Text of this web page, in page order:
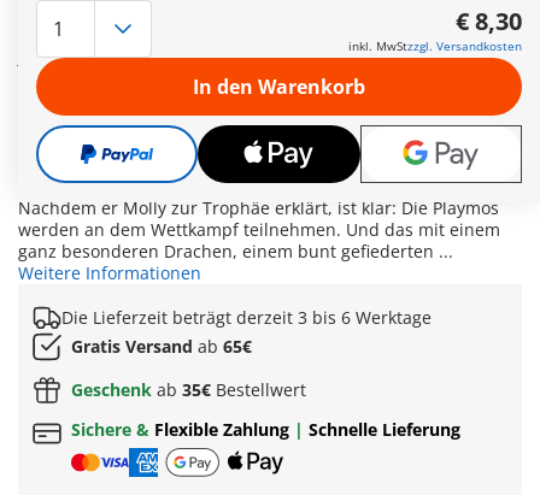
Seine drei Lieblingsfiguren Sam, Emil und Liv dürfen dabei
nicht fehlen. Immer wenn er das Zimmer verlässt, passiert
jedoch etwas sehr Merkwürdiges: Die Playmos werden
lebendig und erleben ein aufregendes Abenteuer. Das
goldene Schaf Molly von Wissenschaftler Brühpott wurde
gestohlen. Sam, Emil und Liv nehmen die Verfolgung auf und
landen auf einer Insel voller Drachen. Zum Zeitvertreib für
die Drachenreiter veranstaltet der finstere Zakara Wettspiele,
doch eigentlich führt er etwas ganz anderes im Schilde.
Nachdem er Molly zur Trophäe erklärt, ist klar: Die Playmos
werden an dem Wettkampf teilnehmen. Und das mit einem
ganz besonderen Drachen, einem bunt gefiederten ...
Weitere Informationen
Die Lieferzeit beträgt derzeit 3 bis 6 Werktage
Gratis Versand ab 65€
Geschenk ab 35€ Bestellwert
Sichere & Flexible Zahlung | Schnelle Lieferung
€ 8,30
inkl. MwStzzgl. Versandkosten
In den Warenkorb